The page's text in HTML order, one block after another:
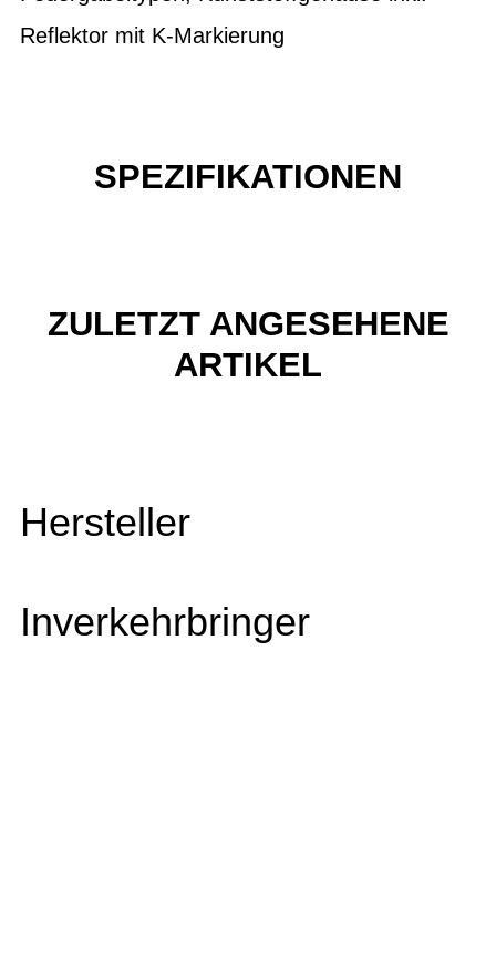
Reflektor mit K-Markierung
SPEZIFIKATIONEN
ZULETZT ANGESEHENE
ARTIKEL
Hersteller
Inverkehrbringer